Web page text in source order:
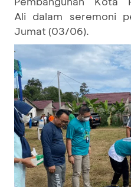
Ali dalam seremoni
Jumat (03/06).